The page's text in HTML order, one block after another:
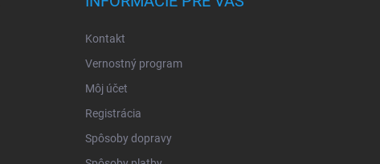
Kontakt
Vernostný program
Môj účet
Registrácia
Spôsoby dopravy